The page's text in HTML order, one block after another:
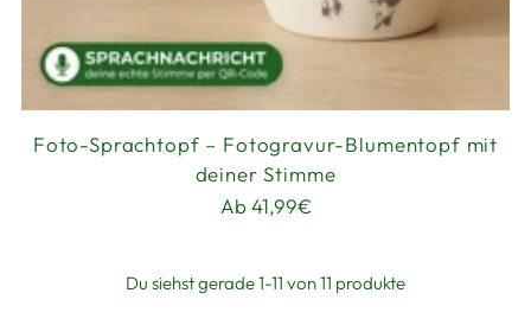
Foto-Sprachtopf – Fotogravur-Blumentopf mit
deiner Stimme
Ab 41,99€
Du siehst gerade 1-11 von 11 produkte